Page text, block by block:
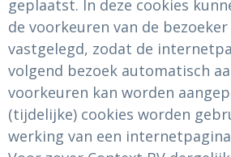
geplaatst. In deze cookies
de voorkeuren van de
vastgelegd, zodat de
volgend bezoek automatisch
voorkeuren kan worden
(tijdelijke) cookies worden
werking van een